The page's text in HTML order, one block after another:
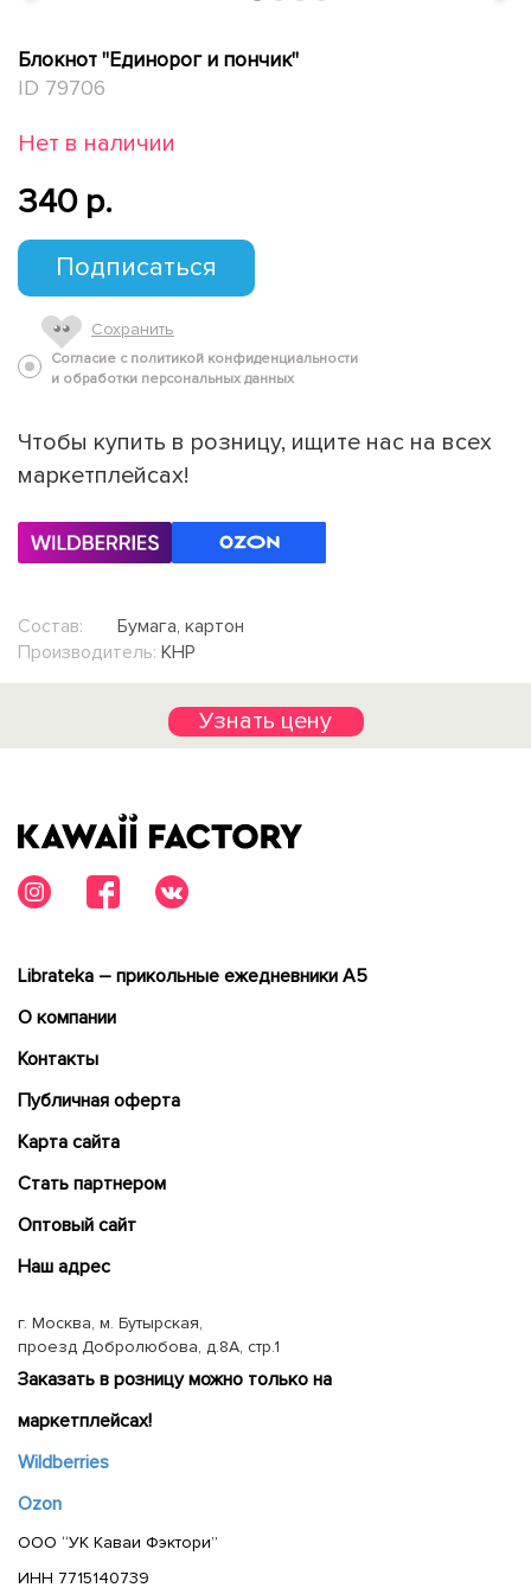
Блокнот "Единорог и пончик"
ID 79706
Нет в наличии
340 p.
Подписаться
Сохранить
Согласие с политикой конфиденциальности
и обработки персональных данных
Чтобы купить в розницу, ищите нас на всех
маркетплейсах!
Состав:
Бумага, картон
Производитель: КНР
Узнать цену
Librateka – прикольные ежедневники А5
О компании
Контакты
Публичная оферта
Карта сайта
Cтать партнером
Оптовый сайт
Наш адрес
г. Москва, м. Бутырская,
проезд Добролюбова, д.8А, стр.1
Заказать в розницу можно только на
маркетплейсах!
Wildberries
Ozon
ООО “УК Каваи Фэктори”
ИНН 7715140739